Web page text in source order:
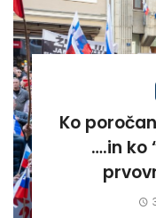
Ko
….in ko